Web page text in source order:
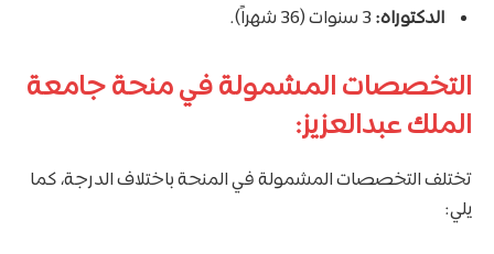
الدكتوراه:
التخصصات المشمولة في منحة جامعة
الملك عبدالعزيز:
تختلف التخصصات المشمولة في المنحة باختلاف الدرجة، كما
يلي: